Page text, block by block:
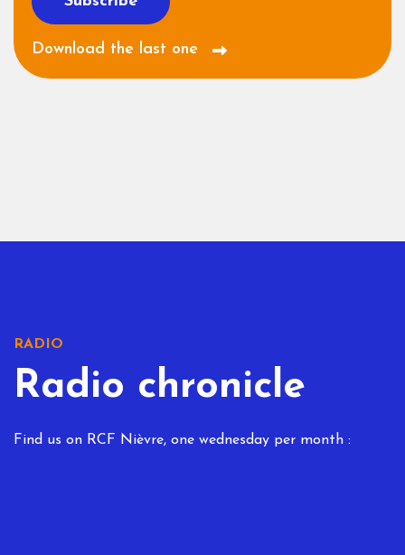
Download the last one
RADIO
Radio chronicle
Find us on RCF Nièvre, one wednesday per month :